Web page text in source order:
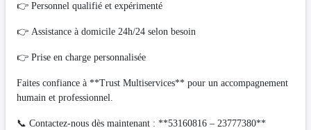
👉 Personnel qualifié et expérimenté
👉 Assistance à domicile 24h/24 selon besoin
👉 Prise en charge personnalisée
Faites confiance à **Trust Multiservices** pour un accompagnement
humain et professionnel.
📞 Contactez-nous dès maintenant : **53160816 – 23777380**